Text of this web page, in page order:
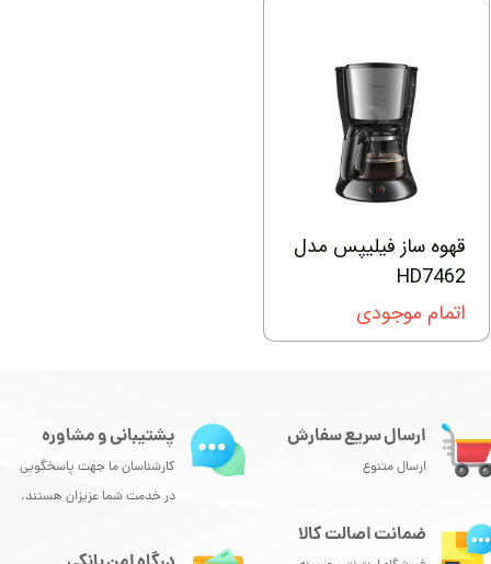
قهوه ساز فیلیپس مدل
HD7462
اتمام موجودی
ارسال سریع سفارش
ارسال متنوع
پشتیبانی و مشاوره
کارشناسان ما جهت پاسخگویی
در خدمت شما عزیزان هستند.
ضمانت اصالت کالا